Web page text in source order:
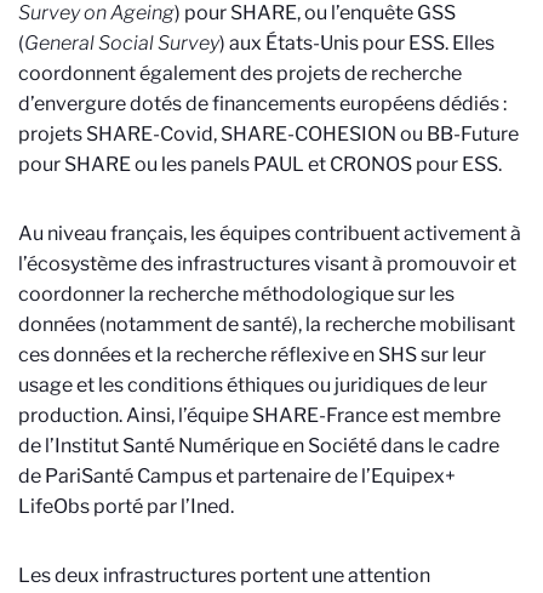
Survey on Ageing) pour SHARE, ou l’enquête GSS
(General Social Survey) aux États-Unis pour ESS. Elles
coordonnent également des projets de recherche
d’envergure dotés de financements européens dédiés :
projets SHARE-Covid, SHARE-COHESION ou BB-Future
pour SHARE ou les panels PAUL et CRONOS pour ESS.
Au niveau français, les équipes contribuent activement à
l’écosystème des infrastructures visant à promouvoir et
coordonner la recherche méthodologique sur les
données (notamment de santé), la recherche mobilisant
ces données et la recherche réflexive en SHS sur leur
usage et les conditions éthiques ou juridiques de leur
production. Ainsi, l’équipe SHARE-France est membre
de l’Institut Santé Numérique en Société dans le cadre
de PariSanté Campus et partenaire de l’Equipex+
LifeObs porté par l’Ined.
Les deux infrastructures portent une attention